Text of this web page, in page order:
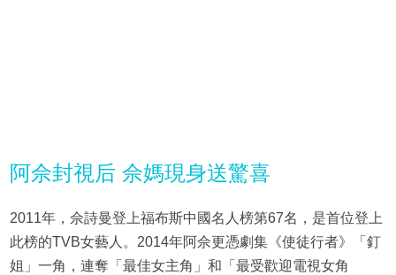
阿佘封視后 佘媽現身送驚喜
2011年，佘詩曼登上福布斯中國名人榜第67名，是首位登上
此榜的TVB女藝人。2014年阿佘更憑劇集《使徒行者》「釘
姐」一角，連奪「最佳女主角」和「最受歡迎電視女角